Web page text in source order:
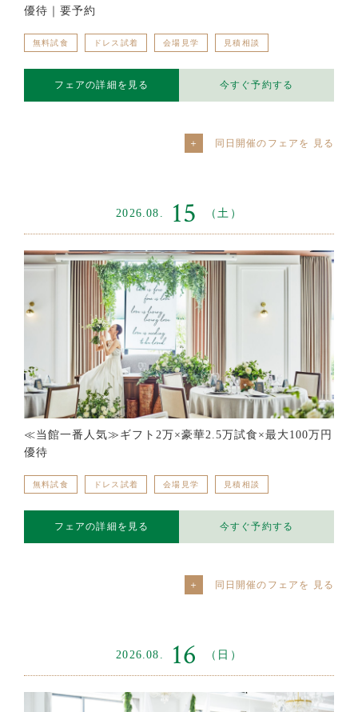
優待｜要予約
無料試食 ドレス試着 会場見学 見積相談
フェアの詳細を見る 今すぐ予約する
同日開催のフェアを
2026.08. 15 （土）
≪当館一番人気≫ギフト2万×豪華2.5万試食×最大100万円
優待
無料試食 ドレス試着 会場見学 見積相談
フェアの詳細を見る 今すぐ予約する
同日開催のフェアを
2026.08. 16 （日）